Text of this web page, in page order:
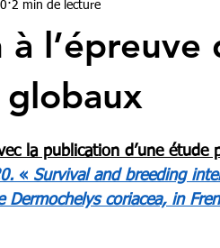
l’épreuve
2 min de lecture
la publication d’une
« Survival and breeding
coriacea, in